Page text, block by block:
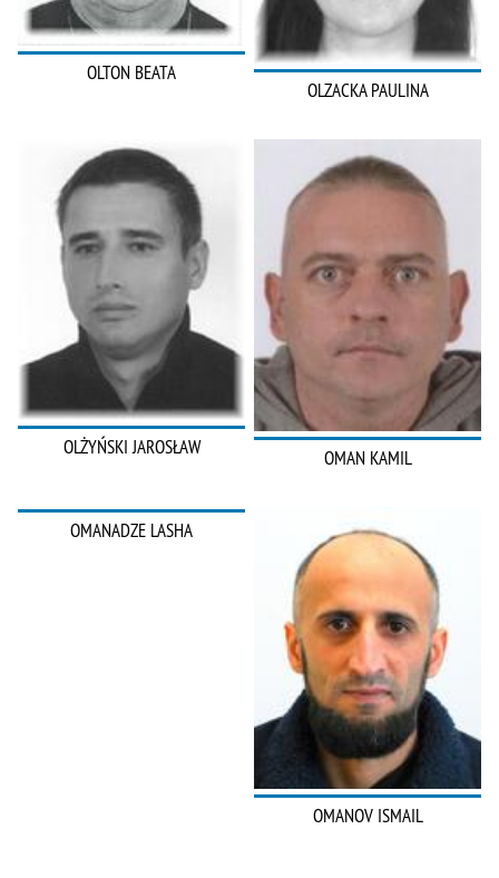
OLTON BEATA
OLZACKA PAULINA
OLŻYŃSKI JAROSŁAW OMAN KAMIL
OMANADZE LASHA
OMANOV ISMAIL